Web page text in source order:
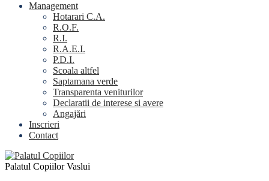
Management
Hotarari C.A.
R.O.F.
R.I.
R.A.E.I.
P.D.I.
Scoala altfel
Saptamana verde
Transparenta veniturilor
Declaratii de interese si avere
Angajări
Inscrieri
Contact
Palatul Copiilor Vaslui